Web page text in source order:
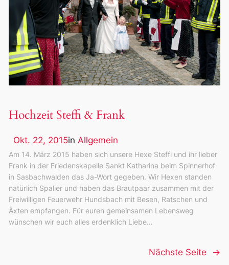
Hochzeit Steffi & Frank
Okt. 22, 2015in Allgemein
Am 14. März 2015 haben sich unsere Hexe Steffi und ihr lieber
Frank in der Friedenskapelle Sankt Katharina beim Spinnerhof
in Sasbachwalden das Ja-Wort gegeben. Wir Hexen standen
natürlich Spalier und haben das Brautpaar zusammen mit der
Freiwilligen Feuerwehr Hundsbach mit Besen, Ratschen und
Äxten empfangen. Für euren gemeinsamen Lebensweg
wünschen wir euch alles erdenklich Liebe…
Nächste Seite →